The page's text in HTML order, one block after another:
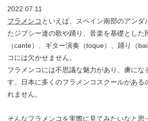
2022.07.11
フラメンコ といえば、スペイン南部のアンダ
たジブシー達の歌や踊り、音楽を基礎とした
（cante）、ギター演奏（toque）、踊り（
コには欠かせません。
フラメンコには不思議な魅力があり、虜にな
す。日本に多くのフラメンコスクールがある
れません。
そんなフラメンコを実際に見てみたいなと思